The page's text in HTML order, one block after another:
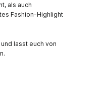
als auch
Fashion-Highlight
lasst euch von